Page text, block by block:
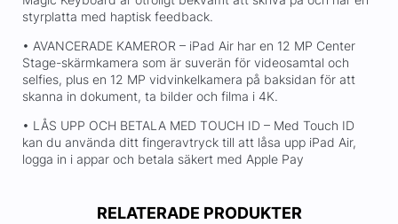
styrplatta med haptisk feedback.
• AVANCERADE KAMEROR – iPad Air har en 12 MP Center
Stage-skärmkamera som är suverän för videosamtal och
selfies, plus en 12 MP vidvinkelkamera på baksidan för att
skanna in dokument, ta bilder och filma i 4K.
• LÅS UPP OCH BETALA MED TOUCH ID – Med Touch ID
kan du använda ditt fingeravtryck till att låsa upp iPad Air,
logga in i appar och betala säkert med Apple Pay
RELATERADE PRODUKTER